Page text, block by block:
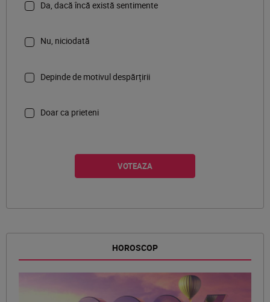
Da, dacă încă există sentimente
Nu, niciodată
Depinde de motivul despărțirii
Doar ca prieteni
HOROSCOP